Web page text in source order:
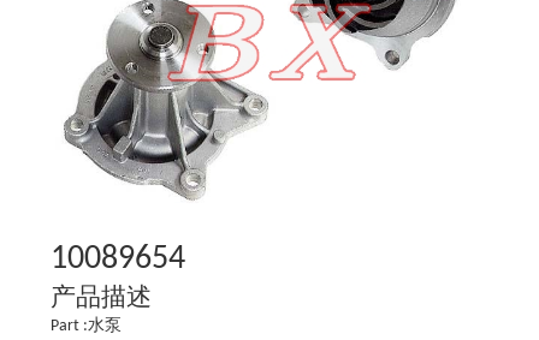
10089654
产品描述
Part :水泵